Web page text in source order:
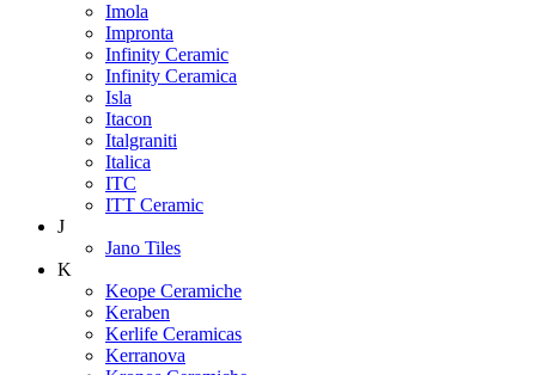
Imola
Impronta
Infinity Ceramic
Infinity Ceramica
Isla
Itacon
Italgraniti
Italica
ITC
ITT Ceramic
J
Jano Tiles
K
Keope Ceramiche
Keraben
Kerlife Ceramicas
Kerranova